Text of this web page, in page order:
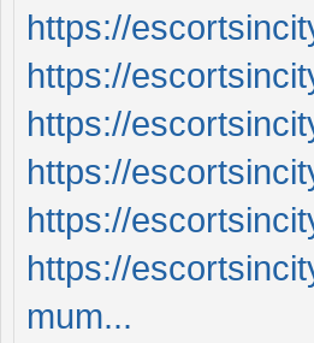
https://
https://
https://
https://
https://
https://
mum...